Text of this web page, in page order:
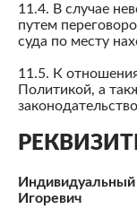
11.4. В случае
путем
суда по месту
11.5. К
Политикой, а
Игоревич